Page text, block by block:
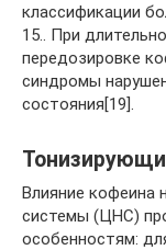
классификации
15.. При
передозировке
синдромы
состояния[19].
Влияние кофеина
системы (ЦНС)
особенностям: